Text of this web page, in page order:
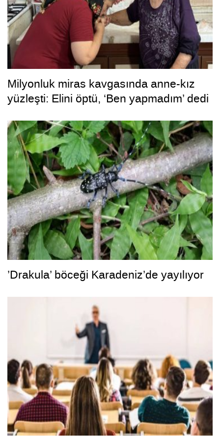
Milyonluk miras kavgasında anne-kız
yüzleşti: Elini öptü, ‘Ben yapmadım’ dedi
’Drakula’ böceği Karadeniz’de yayılıyor